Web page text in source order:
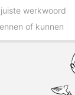
werkwoord
of kunnen